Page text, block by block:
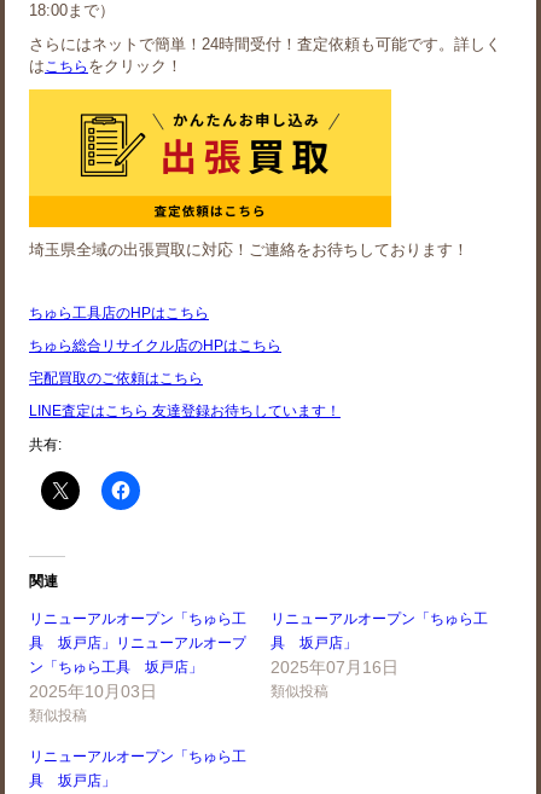
18:00まで）
さらにはネットで簡単！24時間受付！査定依頼も可能です。詳しく
はこちら をクリック！
埼玉県全域の出張買取に対応！ご連絡をお待ちしております！
ちゅら工具店のHPはこちら
ちゅら総合リサイクル店のHPはこちら
宅配買取のご依頼はこちら
LINE査定はこちら 友達登録お待ちしています！
共有:
関連
リニューアルオープン「ちゅら工
具 坂戸店」リニューアルオープ
ン「ちゅら工具 坂戸店」
2025年10月03日
類似投稿
リニューアルオープン「ちゅら工
具 坂戸店」
2025年07月16日
類似投稿
リニューアルオープン「ちゅら工
具 坂戸店」